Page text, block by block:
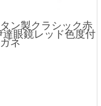
ン製クラシック赤
眼鏡レッド色度付
ネ